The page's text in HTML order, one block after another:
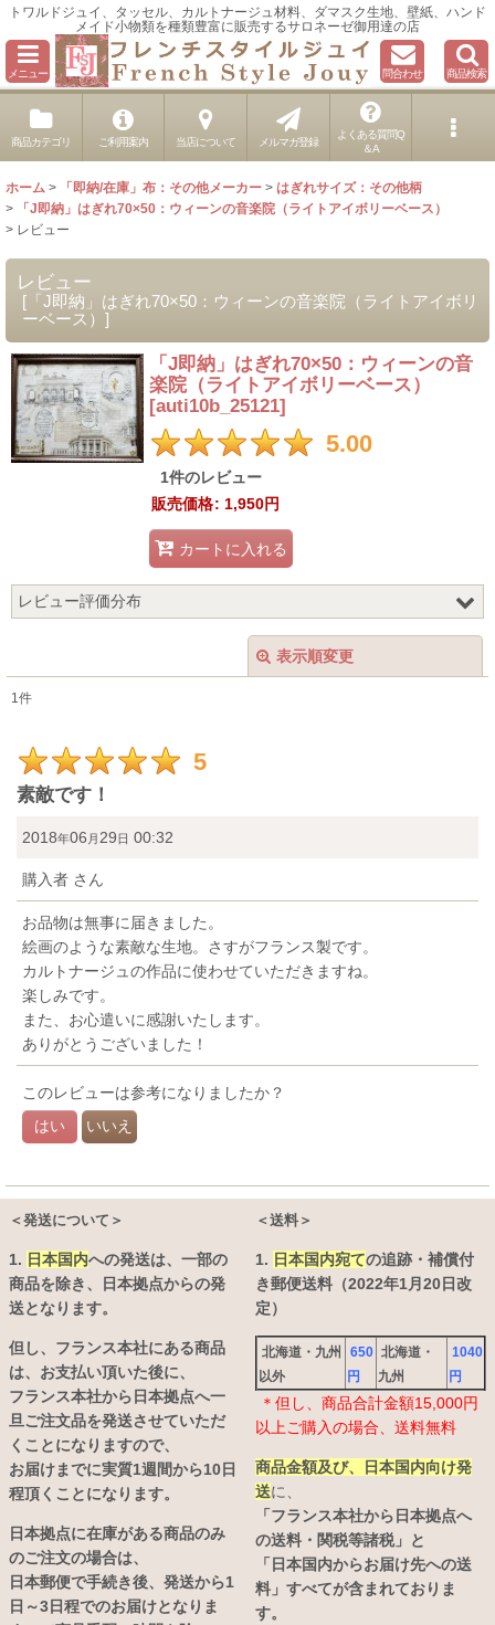
トワルドジュイ、タッセル、カルトナージュ材料、ダマスク生地、壁紙、ハンド
メイド小物類を種類豊富に販売するサロネーゼ御用達の店
メニュー 問合わせ 商品検索
商品カテゴリ ご利用案内 当店について メルマガ登録
よくある質問Q
＆A
ホーム > 「即納/在庫」布：その他メーカー > はぎれサイズ：その他柄
>
「J即納」はぎれ70×50：ウィーンの音楽院（ライトアイボリーベース）
> レビュー
レビュー
[ 「J即納」はぎれ70×50：ウィーンの音楽院（ライトアイボリ
ーベース） ]
「J即納」はぎれ70×50：ウィーンの音
楽院（ライトアイボリーベース）
[auti10b_25121]
5.00
1件のレビュー
販売価格: 1,950円
カートに入れる
レビュー評価分布
1件
0件
表示順変更
期間:
画像:
並び順:
絞り込む
1件
5
素敵です！
2018年06 月 29 日 00:32
購入者 さん
お品物は無事に届きました。
絵画のような素敵な生地。さすがフランス製です。
カルトナージュの作品に使わせていただきますね。
楽しみです。
また、お心遣いに感謝いたします。
ありがとうございました！
このレビューは参考になりましたか？
はい
いいえ
＜発送について＞
1. 日本国内への発送は、 一部の
商品を除き、日本拠点からの発
送となります。
但し、フランス本社にある商品
は、お支払い頂いた後に、
フランス本社から日本拠点へ一
旦ご注文品を発送させていただ
くことになりますので、
お届けまでに実質1週間から10日
程頂くことになります。
日本拠点に在庫がある商品のみ
のご注文の場合は、
日本郵便で手続き後、発送から1
日～3日程でのお届けとなりま
＜送料＞
1. 日本国内宛ての追跡・補償付
き郵便送料（2022年1月20日改
定）
北海道・九州
以外
650
円
北海道・
九州
1040
円
＊但し、商品合計金額15,000円
以上ご購入の場合、送料無料
商品金額及び、日本国内向け発
送に、
「フランス本社から日本拠点へ
の送料・関税等諸税」と
「日本国内からお届け先への送
料」すべてが含まれておりま
す。